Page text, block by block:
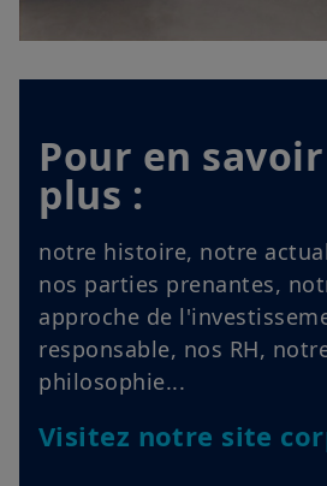
Pour en savoir
plus :
notre histoire, notre
nos parties prenantes,
approche de
responsable, nos RH,
philosophie...
Visitez notre site